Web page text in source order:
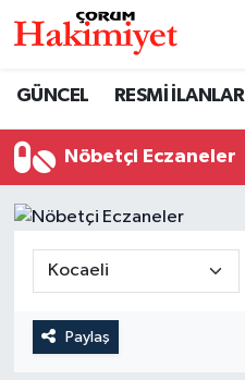
GÜNCEL RESMİ İLANLAR
Nöbetçi Eczaneler
Paylaş
ASAYİŞ
GÜNCEL
Nöbetçi Eczaneler
Trafik Durumu
Tüm Manşetler